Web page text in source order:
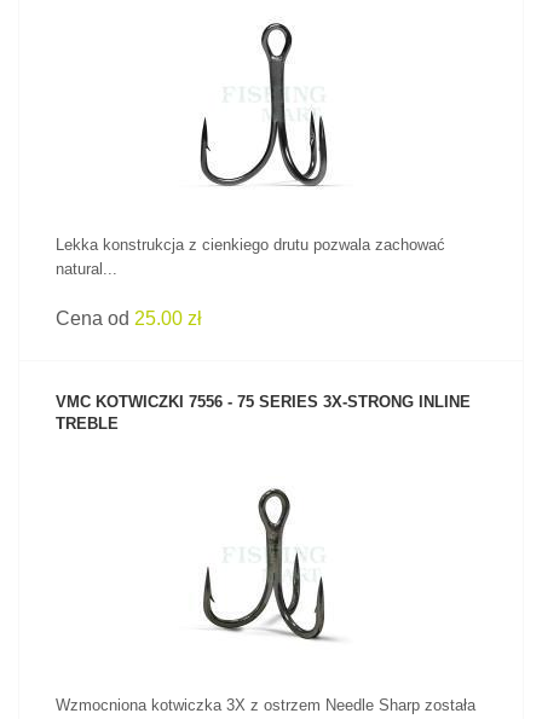
ZOBACZ PRODUKT
Lekka konstrukcja z cienkiego drutu pozwala zachować
natural...
Cena od 25.00 zł
VMC KOTWICZKI 7556 - 75 SERIES 3X-STRONG INLINE
TREBLE
ZOBACZ PRODUKT
Wzmocniona kotwiczka 3X z ostrzem Needle Sharp została